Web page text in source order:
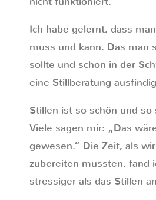
Ich habe gelernt, dass
muss und kann. Das man
sollte und schon in der
eine Stillberatung
Stillen ist so schön und so
Viele sagen mir: „Das
gewesen.“ Die Zeit, als
zubereiten mussten, fand
stressiger als das Stillen